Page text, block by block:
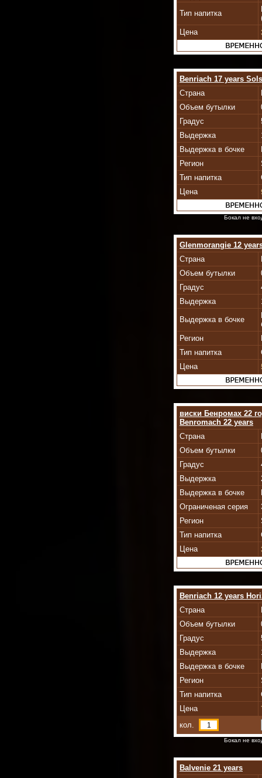
Тип напитка
Цена
Benriach 17 years
Страна
Объем бутылки
Градус
Выдержка
Выдержка в бочке
Регион
Тип напитка
Цена
Бокал не
Glenmorangie 12
Страна
Объем бутылки
Градус
Выдержка
Выдержка в бочке
Регион
Тип напитка
Цена
виски Бенромах 22
Benromach 22 years
Страна
Объем бутылки
Градус
Выдержка
Выдержка в бочке
Ограниченая серия
Регион
Тип напитка
Цена
Benriach 12 years
Страна
Объем бутылки
Градус
Выдержка
Выдержка в бочке
Регион
Тип напитка
Цена
кол.
Бокал не
Balvenie 21 years